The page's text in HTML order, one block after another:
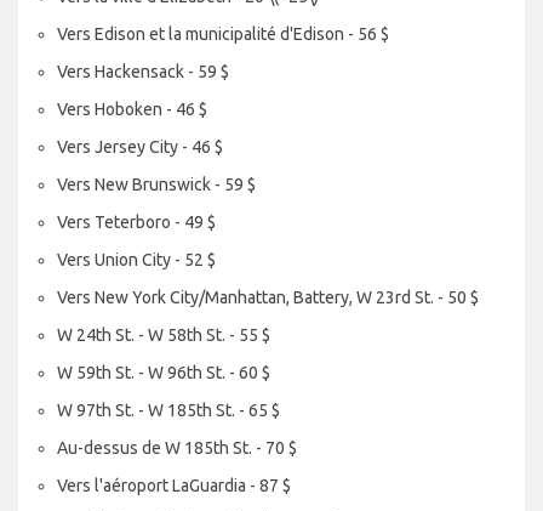
Vers Edison et la municipalité d'Edison - 56 $
Vers Hackensack - 59 $
Vers Hoboken - 46 $
Vers Jersey City - 46 $
Vers New Brunswick - 59 $
Vers Teterboro - 49 $
Vers Union City - 52 $
Vers New York City/Manhattan, Battery, W 23rd St. - 50 $
W 24th St. - W 58th St. - 55 $
W 59th St. - W 96th St. - 60 $
W 97th St. - W 185th St. - 65 $
Au-dessus de W 185th St. - 70 $
Vers l'aéroport LaGuardia - 87 $